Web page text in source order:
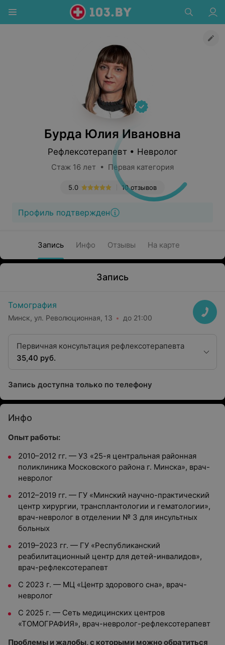
Бурда Юлия Ивановна
Рефлексотерапевт • Невролог
Стаж 16 лет • Первая категория
10 отзывов
5.0
Профиль подтвержден
Запись Инфо Отзывы На карте
Запись
Томография
Минск, ул. Революционная, 13 до 21:00
Первичная консультация рефлексотерапевта
35,40 руб.
Запись доступна только по телефону
Инфо
Опыт работы:
2010–2012 гг. — УЗ «25-я центральная районная
поликлиника Московского района г. Минска», врач-
невролог
2012–2019 гг. — ГУ «Минский научно-практический
центр хирургии, трансплантологии и гематологии»,
врач-невролог в отделении № 3 для инсультных
больных
2019–2023 гг. — ГУ «Республиканский
реабилитационный центр для детей-инвалидов»,
врач-рефлексотерапевт
С 2023 г. — МЦ «Центр здорового сна», врач-
невролог
С 2025 г. — Сеть медицинских центров
«ТОМОГРАФИЯ», врач-невролог-рефлексотерапевт
Проблемы и жалобы, с которыми можно обратиться